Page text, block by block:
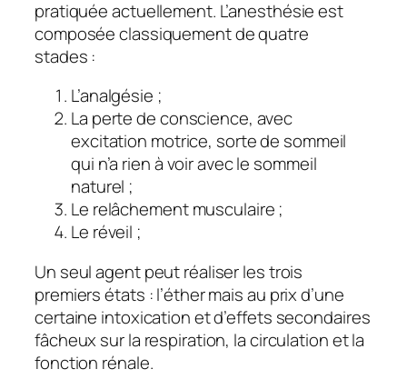
pratiquée actuellement. L’anesthésie est
composée classiquement de quatre
stades :
L’analgésie ;
La perte de conscience, avec
excitation motrice, sorte de sommeil
qui n’a rien à voir avec le sommeil
naturel ;
Le relâchement musculaire ;
Le réveil ;
Un seul agent peut réaliser les trois
premiers états : l’éther mais au prix d’une
certaine intoxication et d’effets secondaires
fâcheux sur la respiration, la circulation et la
fonction rénale.